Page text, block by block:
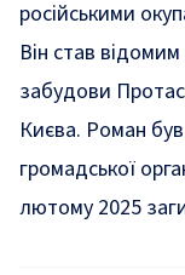
російськими
Він став
забудови
Києва. Роман був
громадської
лютому 2025